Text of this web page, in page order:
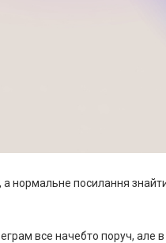
нормальне посилання
все начебто поруч, але